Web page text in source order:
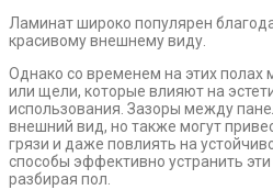
Ламинат широко популярен
красивому внешнему виду.
Однако со временем на этих полах
или щели, которые влияют на
использования. Зазоры между
внешний вид, но также могут
грязи и даже повлиять на
способы эффективно устранить
разбирая пол.